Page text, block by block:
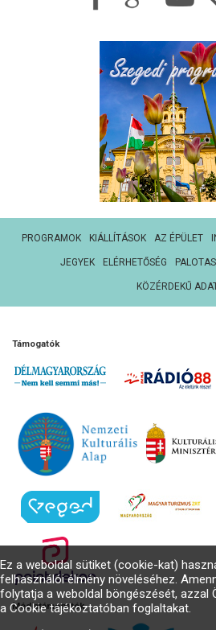
PROGRAMOK KIÁLLÍTÁSOK AZ ÉPÜLET
JEGYEK ELÉRHETŐSÉG
KÖZÉRDEKŰ
Támogatók
Médiatámogatók
Ez a weboldal sütiket (cookie-kat)
felhasználói élmény növeléséhez.
folytatja a weboldal böngészését, azzal
a Cookie tájékoztatóban foglaltakat.